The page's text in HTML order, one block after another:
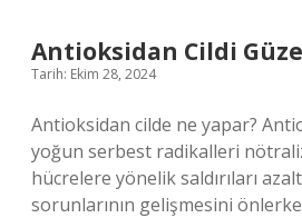
Antioksidan Cildi
Tarih: Ekim 28, 2024
Antioksidan cilde ne yapar?
yoğun serbest radikalleri
hücrelere yönelik saldırıları
sorunlarının gelişmesini